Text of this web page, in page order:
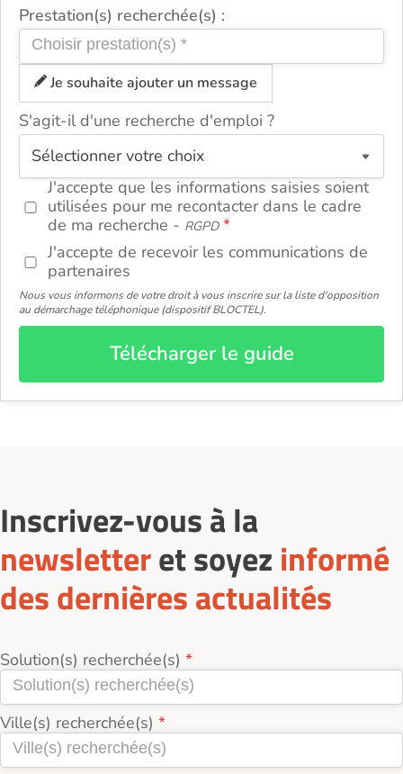
Prestation(s) recherchée(s) :
Je souhaite ajouter un message
S'agit-il d'une recherche d'emploi ?
J'accepte que les informations saisies soient
utilisées pour me recontacter dans le cadre
de ma recherche - RGPD
J'accepte de recevoir les communications de
partenaires
Nous vous informons de votre droit à vous inscrire sur la liste d'opposition
au démarchage téléphonique (dispositif BLOCTEL).
Télécharger le guide
ou
Inscrivez-vous à la
newsletteret soyez informé
des dernières actualités
Solution(s) recherchée(s)
Ville(s) recherchée(s)